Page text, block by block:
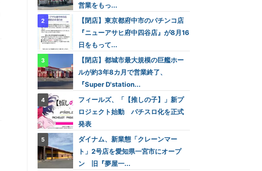
営業をもっ...
【閉店】東京都府中市のパチンコ店
『ニューアサヒ府中四谷店』が8月16
日をもって...
【閉店】都城市最大規模の巨艦ホー
ルが約3年8カ月で営業終了、
『Super D'station...
フィールズ、「【推しの子】」新プ
ロジェクト始動 パチスロ化を正式
発表
ダイナム、新業態「クレーンマー
ト」2号店を愛知県一宮市にオープ
ン 旧『夢屋一...